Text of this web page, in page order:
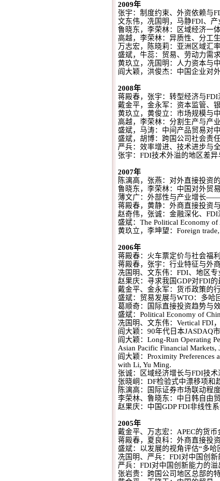
2009年
张宇：制度约束、外资依赖与
文东伟，冼国明，马静FDI、产
鲁晓东，李荣林：区域经济一
高越，李荣林：异质性、分工
万志宏，陈晓莉：亚洲区域汇
盛斌，牛蕊：贸易、劳动力需
黄玖立，冼国明：人力资本与
阎大颖，洪俊杰：中国企业对
2008年
蒋殿春，张宇：转型经济与FDI
戴金平，金永军：资本监管、
黄玖立，黄俊立：市场规模与
高越，李荣林：分割生产与产
盛斌，马涛：中间产品贸易对
盛斌，胡博：跨国公司社会责
严兵：效率增进、技术进步与
张宇： FDI技术外溢的地区差
2007年
陈漓高，张燕：对外直接投资
鲁晓东，李荣林：中国对外贸
薄文广：外部性与产业增长
蒋殿春，黄静：外商直接投资
赵奇伟，张诚：金融深化、 FDI
盛斌： The Political Economy
黄玖立，李坤望： Foreign
2006年
蒋殿春：火车票定价与社会福
蒋殿春，张宇：行业特征与外
冼国明、文东伟： FDI、地区
赵果庆：寻求我国GDP对FDI的
戴金平、金永军：货币政策的
盛斌：贸易发展与WTO：多哈
葛顺奇：国际直接投资趋势与
盛斌： Political Economy of
冼国明、文东伟： Vertical FDI
阎大颖： 90年代日本JASDAQ
阎大颖： Long-Run Operating
Asian Pacific Financial Markets,
阎大颖： Proximity Preferences
with Li, Yu Ming.
张诚：区域经济增长与FDI技术
张晓峒： DF检验式中漂移项和
陈漓高：国际证券市场联动程
李荣林、鲁晓东：中日韩自由
赵果庆：中国GDP FDI非线性
2005年
戴金平、万志宏： APEC的货币
蒋殿春，夏良科：外商直接投
盛斌：以发展的视角评估“多哈
冼国明、严兵： FDI对中国创
严兵： FDI对中国创新能力的溢
张岩贵：跨国公司地区总部的